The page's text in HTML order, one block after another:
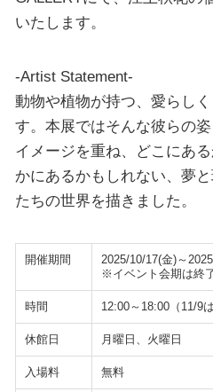
いたします。
-Artist Statement-
動物や植物が持つ、愛らし
す。本展ではそんな彼らの
イメージを重ね、どこにあ
かにあるかもしれない、夢
たちの世界を描きました。
開催期間
2025/10/17(金)～
※イベント会期は終
時間 12:00～18:00（11/9
休館日 月曜日、火曜日
入場料 無料